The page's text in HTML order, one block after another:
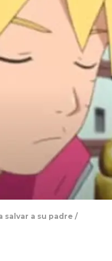
a su padre /